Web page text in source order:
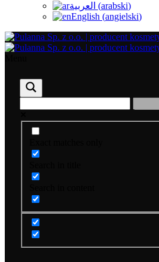
العربية (arabski)
English (angielski)